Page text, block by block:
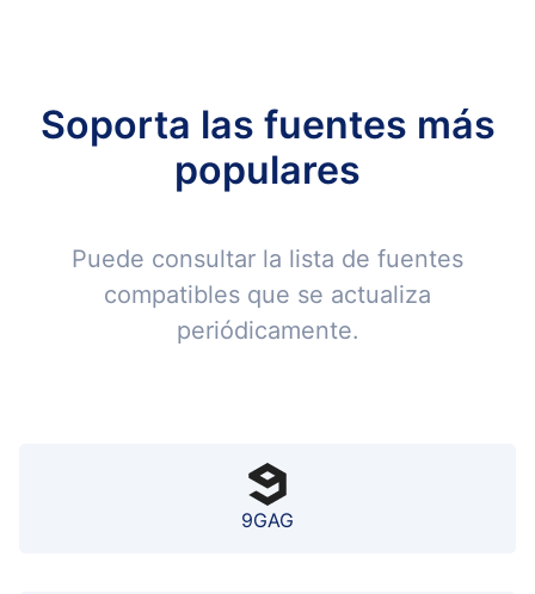
Soporta las fuentes más
populares
Puede consultar la lista de fuentes
compatibles que se actualiza
periódicamente.
9GAG